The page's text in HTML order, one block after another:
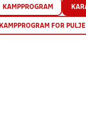
KAMPPROGRAM
KAMPPROGRAM FOR PULJE